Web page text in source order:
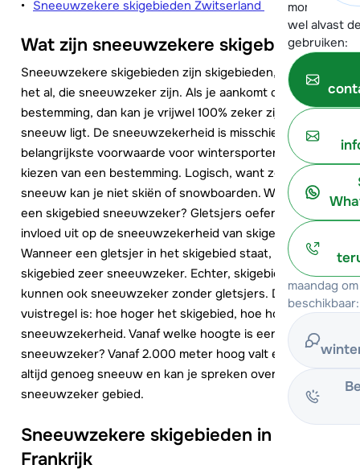
moment
wel alvast
gebruiken:
maandag
beschikbaar:
Sneeuwzekere skigebieden Zwitserland
Wat zijn sneeuwzekere skigebieden?
Sneeuwzekere skigebieden zijn skigebieden, je raadt
het al, die sneeuwzeker zijn. Als je aankomt op de
bestemming, dan kan je vrijwel 100% zeker zijn dat er
sneeuw ligt. De sneeuwzekerheid is misschien wel de
belangrijkste voorwaarde voor wintersporters bij het
kiezen van een bestemming. Logisch, want zonder
sneeuw kan je niet skiën of snowboarden. Wat maakt
een skigebied sneeuwzeker? Gletsjers oefenen veel
invloed uit op de sneeuwzekerheid van skigebieden.
Wanneer een gletsjer in het skigebied staat, dan is het
skigebied zeer sneeuwzeker. Echter, skigebieden
kunnen ook sneeuwzeker zonder gletsjers. De
vuistregel is: hoe hoger het skigebied, hoe hoger de
sneeuwzekerheid. Vanaf welke hoogte is een skigebied
sneeuwzeker? Vanaf 2.000 meter hoog valt er vrijwel
altijd genoeg sneeuw en kan je spreken over een
sneeuwzeker gebied.
Sneeuwzekere skigebieden in
Frankrijk